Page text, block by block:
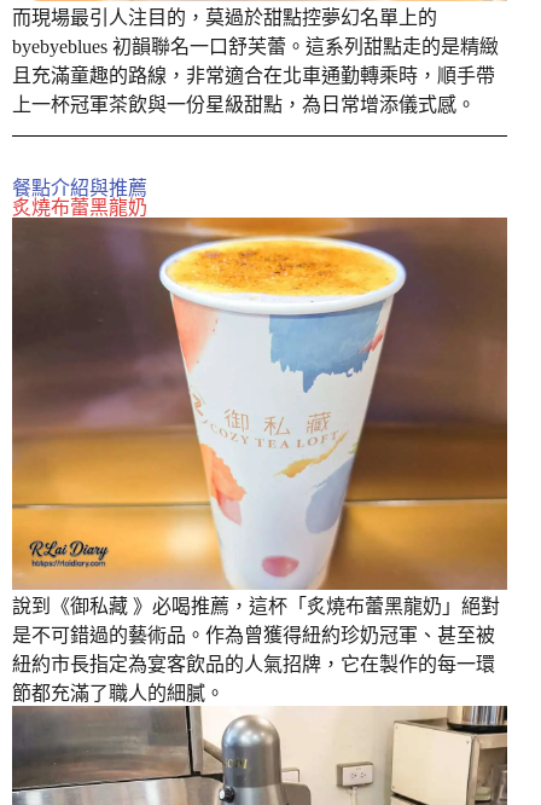
而現場最引人注目的，莫過於甜點控夢幻名單上的
byebyeblues 初韻聯名一口舒芙蕾。這系列甜點走的是精緻
且充滿童趣的路線，非常適合在北車通勤轉乘時，順手帶
上一杯冠軍茶飲與一份星級甜點，為日常增添儀式感。
餐點介紹與推薦
炙燒布蕾黑龍奶
說到《御私藏 》必喝推薦，這杯「炙燒布蕾黑龍奶」絕對
是不可錯過的藝術品。作為曾獲得紐約珍奶冠軍、甚至被
紐約市長指定為宴客飲品的人氣招牌，它在製作的每一環
節都充滿了職人的細膩。